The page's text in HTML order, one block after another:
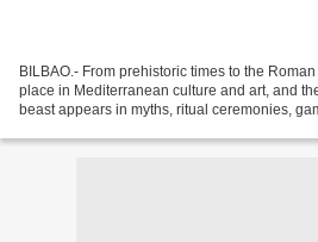
BILBAO.- From prehistoric times to the
place in Mediterranean culture and art, and
beast appears in myths, ritual ceremonies,